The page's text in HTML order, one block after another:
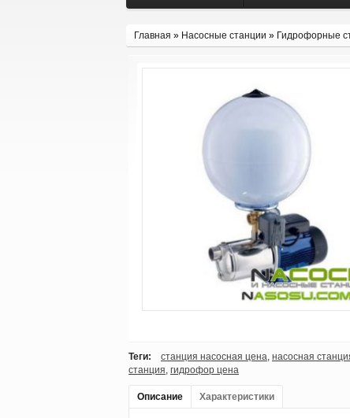
Главная » Насосные станции » Гидрофорные
Теги: станция насосная цена, насосная
станция, гидрофор цена
Описание Характеристики